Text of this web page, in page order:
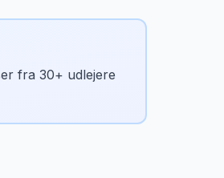
fra 30+ udlejere